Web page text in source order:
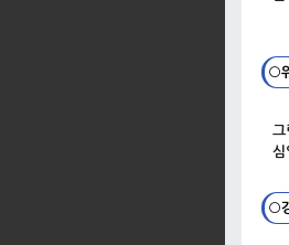
○
그
심
○